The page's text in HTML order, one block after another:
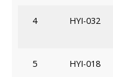
4 HYI-032
5 HYI-018